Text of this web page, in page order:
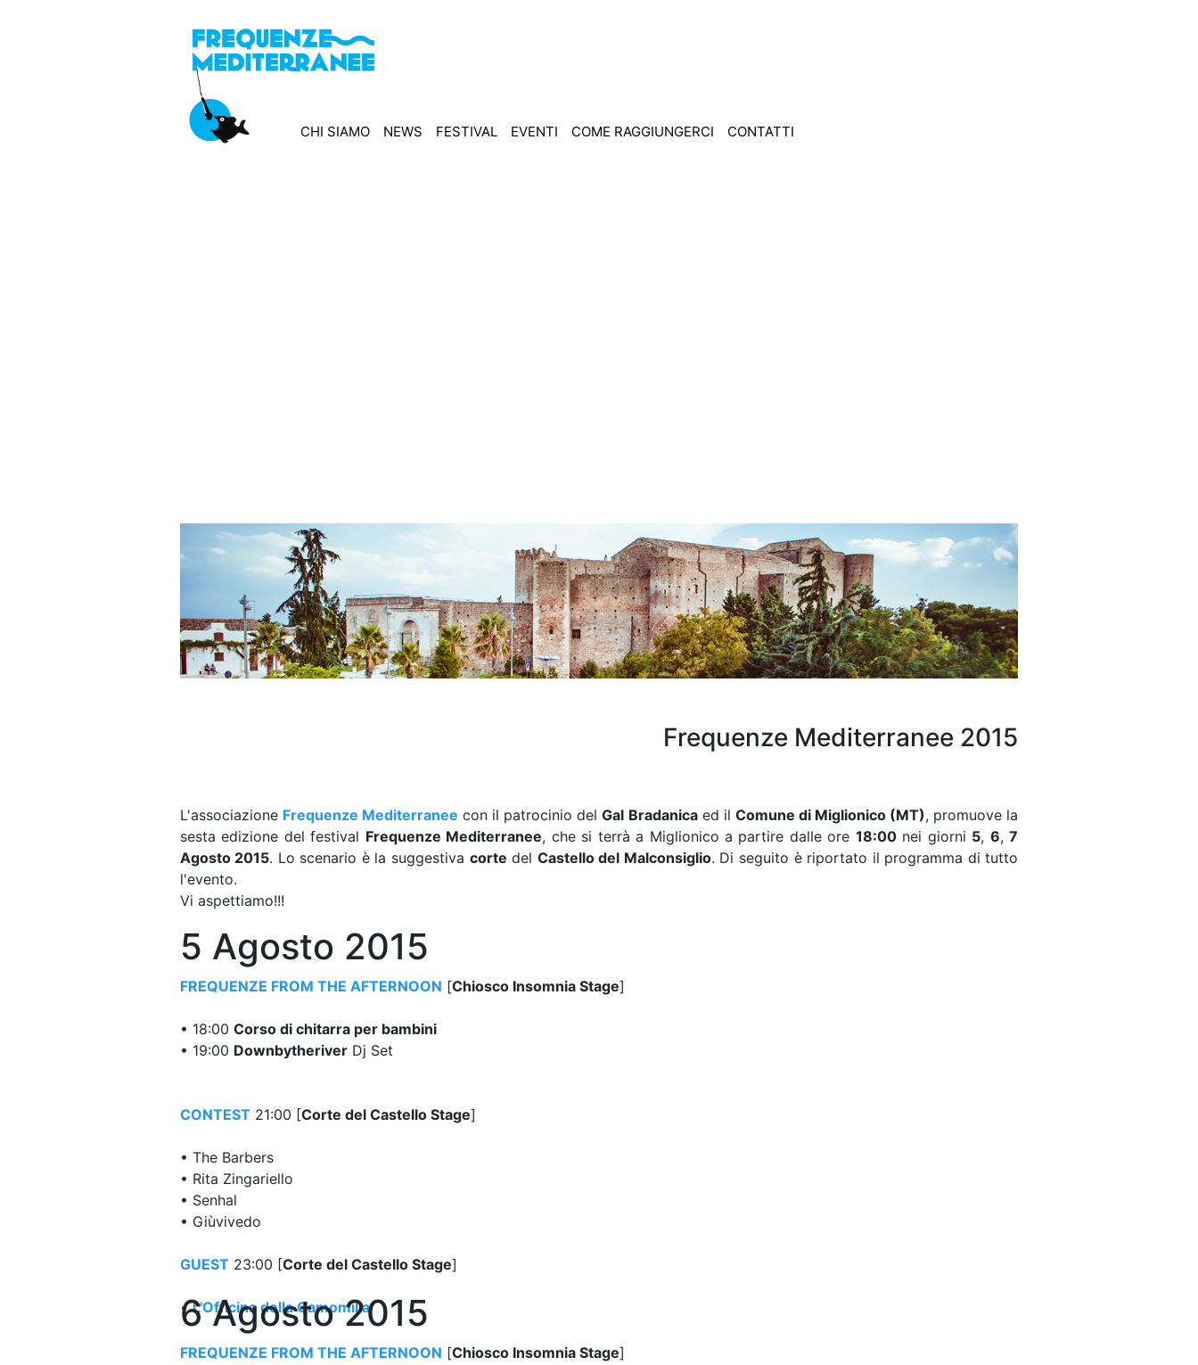
CHI SIAMO NEWS FESTIVAL EVENTI COME RAGGIUNGERCI CONTATTI
Frequenze Mediterranee 2015
L'associazione Frequenze Mediterranee con il patrocinio delGal Bradanicaed il Comune di Miglionico (MT), promuove la
sesta edizione del festival Frequenze Mediterranee, che si terrà a Miglionico a partire dalle ore 18:00nei giorni 5, 6,7
Agosto 2015. Lo scenario è la suggestiva corte del Castello del Malconsiglio. Di seguito è riportato il programma di tutto
l'evento.
Vi aspettiamo!!!
5 Agosto 2015
FREQUENZE FROM THE AFTERNOON [Chiosco Insomnia Stage]
• 18:00 Corso di chitarra per bambini
• 19:00 DownbytheriverDj Set
CONTEST21:00 [Corte del Castello Stage]
• The Barbers
• Rita Zingariello
• Senhal
• Giùvivedo
GUEST23:00 [Corte del Castello Stage]
•L'Officina della Camomilla
6 Agosto 2015
FREQUENZE FROM THE AFTERNOON [Chiosco Insomnia Stage]